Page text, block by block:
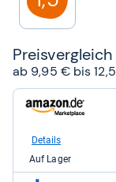
Preis­ver­gleich
ab 9,95 € bis
zum
Shop:
Amazon.de
9,95
kaufen.
Details
Auf Lager